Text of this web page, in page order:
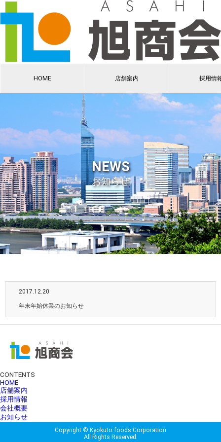
HOME 店舗案内 採用情
NEWS
お知らせ
2017.12.20
年末年始休業のお知らせ
CONTENTS
HOME
店舗案内
採用情報
会社概要
お知らせ
Copyright © Kyokuto foods Corporation
All Rights Reserved.